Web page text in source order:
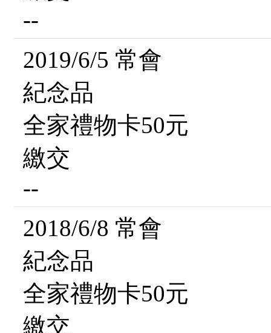
--
2019/6/5 常會
紀念品
全家禮物卡50元
繳交
--
2018/6/8 常會
紀念品
全家禮物卡50元
繳交